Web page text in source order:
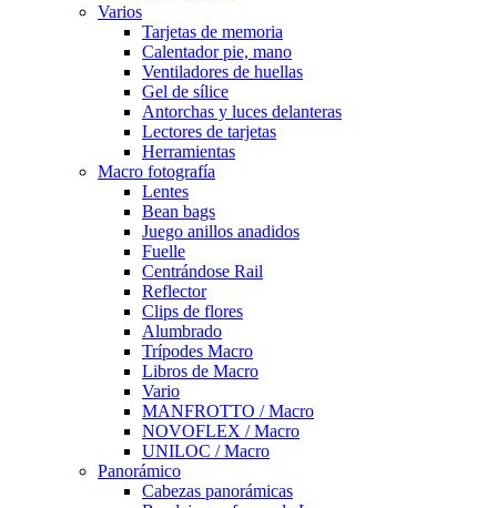
Varios
Tarjetas de memoria
Calentador pie, mano
Ventiladores de huellas
Gel de sílice
Antorchas y luces delanteras
Lectores de tarjetas
Herramientas
Macro fotografía
Lentes
Bean bags
Juego anillos anadidos
Fuelle
Centrándose Rail
Reflector
Clips de flores
Alumbrado
Trípodes Macro
Libros de Macro
Vario
MANFROTTO / Macro
NOVOFLEX / Macro
UNILOC / Macro
Panorámico
Cabezas panorámicas